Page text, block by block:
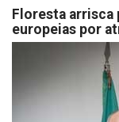
Floresta arrisca
europeias por